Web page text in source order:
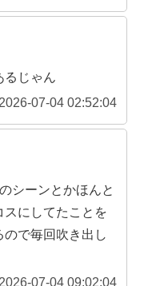
るじゃん
2026-07-04 02:52:04
シーンとかほんと
にしてたことを
で毎回吹き出し
2026-07-04 09:02:04